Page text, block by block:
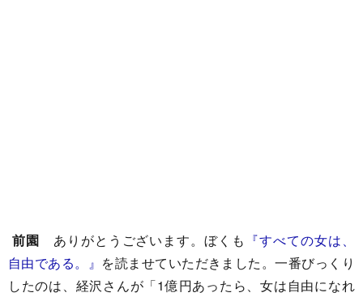
前園 ありがとうございます。ぼくも 『すべての女は、
自由である。』 を読ませていただきました。一番びっくり
したのは、経沢さんが「1億円あったら、女は自由になれ